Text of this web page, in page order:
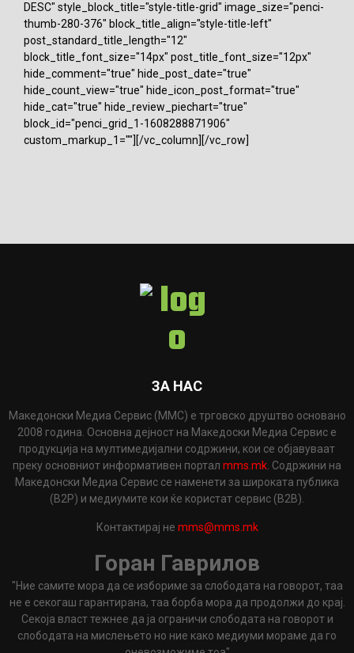
DESC" style_block_title="style-title-grid" image_size="penci-
thumb-280-376" block_title_align="style-title-left"
post_standard_title_length="12"
block_title_font_size="14px" post_title_font_size="12px"
hide_comment="true" hide_post_date="true"
hide_count_view="true" hide_icon_post_format="true"
hide_cat="true" hide_review_piechart="true"
block_id="penci_grid_1-1608288871906"
custom_markup_1=""][/vc_column][/vc_row]
ЗА НАС
Македонски Медиа Сервис (ММС) е трговско друштво основано
2008 година. Основна дејност на Македоски Медиа Сервис е
продукција на мултимедијални содржини, кои се објавуваат
преку основниот информативен портал mms.mk . Содржини на
Македонски Медиа Сервис се наменети за широката публика
(B2P) и медиумите кои ќе користат сервис (B2B).
Контактирај не mms@mms.mk
Горан Гаврилов
"Ние самите мора да се избориме за слободата на говорот, таа
не е секогаш гарантирана, таа борба мора да продолжи до крај.
Секоја власт тежнее да ја ограничи слободата на говорот и
слободата на мислењето но ние како медиуми мораме да го